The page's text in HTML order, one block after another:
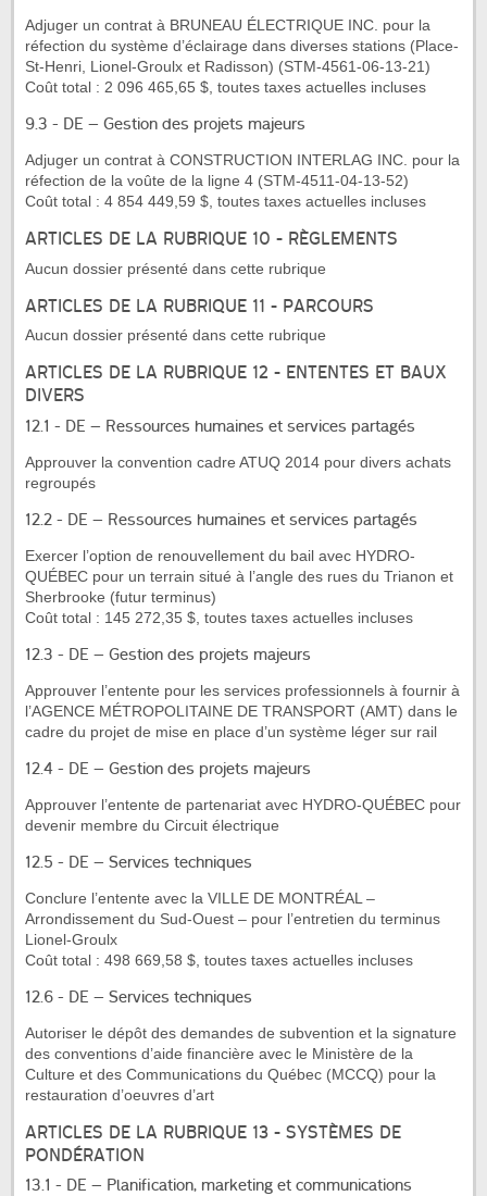
Adjuger un contrat à BRUNEAU ÉLECTRIQUE INC. pour la
réfection du système d’éclairage dans diverses stations (Place-
St-Henri, Lionel-Groulx et Radisson) (STM-4561-06-13-21)
Coût total : 2 096 465,65 $, toutes taxes actuelles incluses
9.3 - DE – Gestion des projets majeurs
Adjuger un contrat à CONSTRUCTION INTERLAG INC. pour la
réfection de la voûte de la ligne 4 (STM-4511-04-13-52)
Coût total : 4 854 449,59 $, toutes taxes actuelles incluses
ARTICLES DE LA RUBRIQUE 10 - RÈGLEMENTS
Aucun dossier présenté dans cette rubrique
ARTICLES DE LA RUBRIQUE 11 - PARCOURS
Aucun dossier présenté dans cette rubrique
ARTICLES DE LA RUBRIQUE 12 - ENTENTES ET BAUX
DIVERS
12.1 - DE – Ressources humaines et services partagés
Approuver la convention cadre ATUQ 2014 pour divers achats
regroupés
12.2 - DE – Ressources humaines et services partagés
Exercer l’option de renouvellement du bail avec HYDRO-
QUÉBEC pour un terrain situé à l’angle des rues du Trianon et
Sherbrooke (futur terminus)
Coût total : 145 272,35 $, toutes taxes actuelles incluses
12.3 - DE – Gestion des projets majeurs
Approuver l’entente pour les services professionnels à fournir à
l’AGENCE MÉTROPOLITAINE DE TRANSPORT (AMT) dans le
cadre du projet de mise en place d’un système léger sur rail
12.4 - DE – Gestion des projets majeurs
Approuver l’entente de partenariat avec HYDRO-QUÉBEC pour
devenir membre du Circuit électrique
12.5 - DE – Services techniques
Conclure l’entente avec la VILLE DE MONTRÉAL –
Arrondissement du Sud-Ouest – pour l’entretien du terminus
Lionel-Groulx
Coût total : 498 669,58 $, toutes taxes actuelles incluses
12.6 - DE – Services techniques
Autoriser le dépôt des demandes de subvention et la signature
des conventions d’aide financière avec le Ministère de la
Culture et des Communications du Québec (MCCQ) pour la
restauration d’oeuvres d’art
ARTICLES DE LA RUBRIQUE 13 - SYSTÈMES DE
PONDÉRATION
13.1 - DE – Planification, marketing et communications